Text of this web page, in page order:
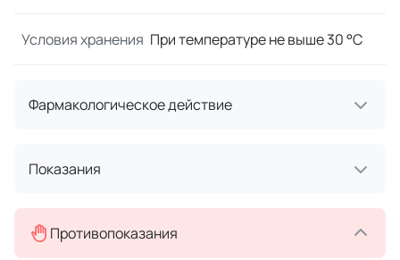
Условия хранения При температуре не выше 30 °C
Фармакологическое действие
Показания
Противопоказания